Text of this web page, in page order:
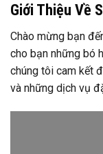
Giới Thiệu Về
Chào mừng bạn
cho bạn những bó
chúng tôi cam kết
và những dịch vụ